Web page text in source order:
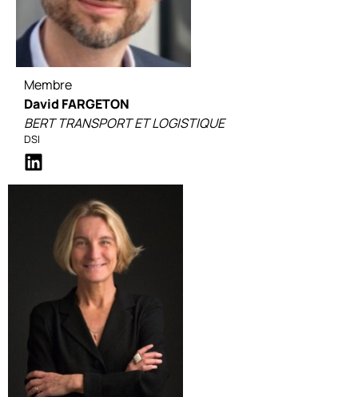
Membre
David FARGETON
BERT TRANSPORT ET LOGISTIQUE
DSI